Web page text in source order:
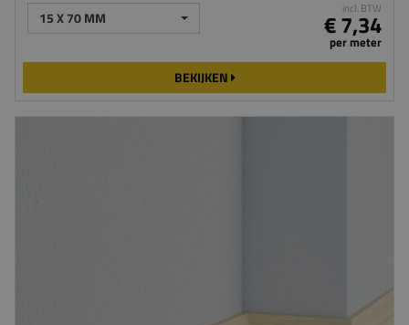
15 X 70 MM incl. BTW
€ 7,34
per meter
BEKIJKEN